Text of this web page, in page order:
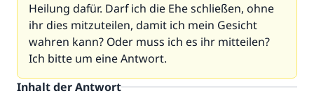
Heilung dafür. Darf ich die Ehe schließen, ohne
ihr dies mitzuteilen, damit ich mein Gesicht
wahren kann? Oder muss ich es ihr mitteilen?
Ich bitte um eine Antwort.
Inhalt der Antwort